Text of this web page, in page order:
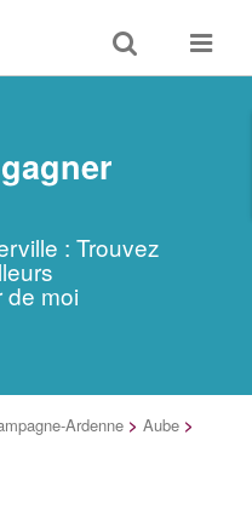
Toggle
search
Toggle
: Trouvez
de moi
Ardenne > Aube >